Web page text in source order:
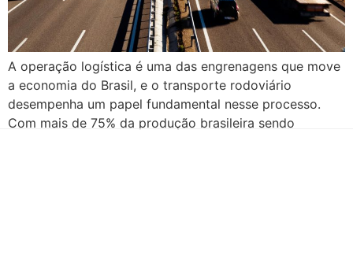
A operação logística é uma das engrenagens que move
a economia do Brasil, e o transporte rodoviário
desempenha um papel fundamental nesse processo.
Com mais de 75% da produção brasileira sendo